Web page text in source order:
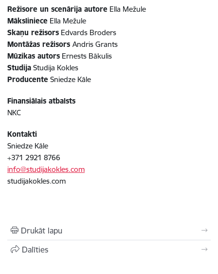
Režisore un scenārija autore Ella Mežule
Māksliniece Ella Mežule
Skaņu režisors Edvards Broders
Montāžas režisors Andris Grants
Mūzikas autors Ernests Bākulis
Studija Studija Kokles
Producente Sniedze Kāle
Finansiālais atbalsts
NKC
Kontakti
Sniedze Kāle
+371 2921 8766
info@studijakokles.com
studijakokles.com
Drukāt lapu
Dalīties